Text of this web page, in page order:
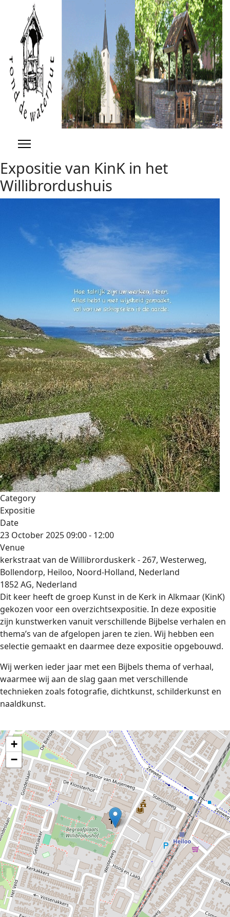
Expositie van KinK in het
Willibrordushuis
Category
Expositie
Date
23 October 202509:00- 12:00
Venue
kerkstraat van de Willibrorduskerk - 267, Westerweg,
Bollendorp, Heiloo, Noord-Holland, Nederland
1852 AG, Nederland
Dit keer heeft de groep Kunst in de Kerk in Alkmaar (KinK)
gekozen voor een overzichtsexpositie. In deze expositie
zijn kunstwerken vanuit verschillende Bijbelse verhalen en
thema’s van de afgelopen jaren te zien. Wij hebben een
selectie gemaakt en daarmee deze expositie opgebouwd.
Wij werken ieder jaar met een Bijbels thema of verhaal,
waarmee wij aan de slag gaan met verschillende
technieken zoals fotografie, dichtkunst, schilderkunst en
naaldkunst.
+
−
YearMonth
Year